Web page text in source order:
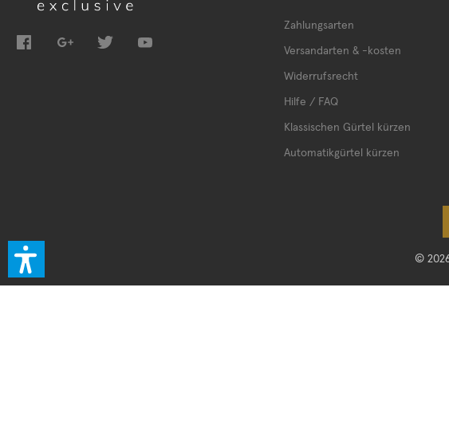
Zahlungsarten
Versandarten & -kosten
Widerrufsrecht
Hilfe / FAQ
Klassischen Gürtel kürzen
Automatikgürtel kürzen
©